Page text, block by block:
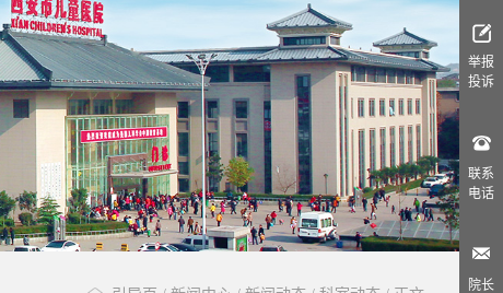
举报
投诉
联系
电话
院长